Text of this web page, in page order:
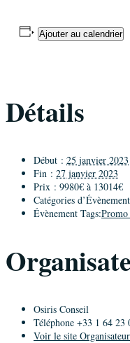
Ajouter au calendrier
Détails
Début : 25 janvier 2023
Fin : 27 janvier 2023
Prix : 9980€ à 13014€
Catégories
Évènement Tags:
Osiris Conseil
Téléphone +33 1 64 23
Voir le site Organisateur